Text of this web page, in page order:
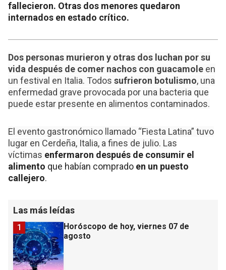
fallecieron. Otras dos menores quedaron
internados en estado crítico.
Dos personas murieron y otras dos luchan por su
vida después de comer nachos con guacamole en
un festival en Italia. Todos sufrieron botulismo, una
enfermedad grave provocada por una bacteria que
puede estar presente en alimentos contaminados.
El evento gastronómico llamado “Fiesta Latina” tuvo
lugar en Cerdeña, Italia, a fines de julio. Las
víctimas enfermaron después de consumir el
alimento que habían comprado en un puesto
callejero.
Las más leídas
Horóscopo de hoy, viernes 07 de
agosto
1